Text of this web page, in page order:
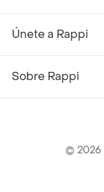
Únete a Rappi
Sobre Rappi
© 2026